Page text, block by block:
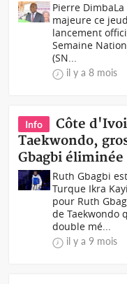
Pierre
majeure ce
lancement
Semaine
(SN...
il y a 8 mois
Info
Côte
Taekwondo,
Gbagbi
Ruth Gbagbi
Turque Ikra
pour Ruth
de Taekwondo
double mé...
il y a 9 mois